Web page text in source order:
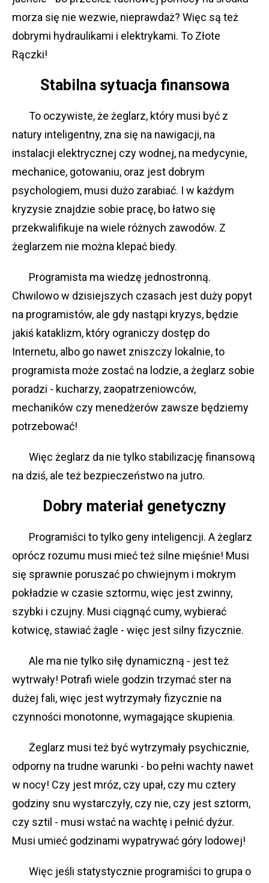
morza się nie wezwie, nieprawdaż? Więc są też
dobrymi hydraulikami i elektrykami. To Złote
Rączki!
Stabilna sytuacja finansowa
To oczywiste, że żeglarz, który musi być z
natury inteligentny, zna się na nawigacji, na
instalacji elektrycznej czy wodnej, na medycynie,
mechanice, gotowaniu, oraz jest dobrym
psychologiem, musi dużo zarabiać. I w każdym
kryzysie znajdzie sobie pracę, bo łatwo się
przekwalifikuje na wiele różnych zawodów. Z
żeglarzem nie można klepać biedy.
Programista ma wiedzę jednostronną.
Chwilowo w dzisiejszych czasach jest duży popyt
na programistów, ale gdy nastąpi kryzys, będzie
jakiś kataklizm, który ograniczy dostęp do
Internetu, albo go nawet zniszczy lokalnie, to
programista może zostać na lodzie, a żeglarz sobie
poradzi - kucharzy, zaopatrzeniowców,
mechaników czy menedżerów zawsze będziemy
potrzebować!
Więc żeglarz da nie tylko stabilizację finansową
na dziś, ale też bezpieczeństwo na jutro.
Dobry materiał genetyczny
Programiści to tylko geny inteligencji. A żeglarz
oprócz rozumu musi mieć też silne mięśnie! Musi
się sprawnie poruszać po chwiejnym i mokrym
pokładzie w czasie sztormu, więc jest zwinny,
szybki i czujny. Musi ciągnąć cumy, wybierać
kotwicę, stawiać żagle - więc jest silny fizycznie.
Ale ma nie tylko siłę dynamiczną - jest też
wytrwały! Potrafi wiele godzin trzymać ster na
dużej fali, więc jest wytrzymały fizycznie na
czynności monotonne, wymagające skupienia.
Żeglarz musi też być wytrzymały psychicznie,
odporny na trudne warunki - bo pełni wachty nawet
w nocy! Czy jest mróz, czy upał, czy mu cztery
godziny snu wystarczyły, czy nie, czy jest sztorm,
czy sztil - musi wstać na wachtę i pełnić dyżur.
Musi umieć godzinami wypatrywać góry lodowej!
Więc jeśli statystycznie programiści to grupa o